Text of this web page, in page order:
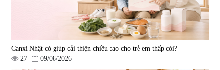
Canxi Nhật có giúp cải thiện chiều cao cho trẻ em thấp còi?
27
09/08/2026